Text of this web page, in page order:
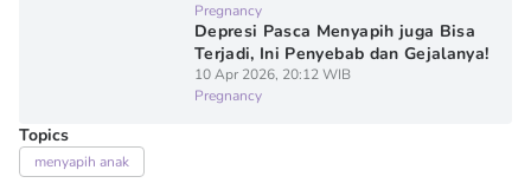
Pregnancy
Depresi Pasca Menyapih juga Bisa
Terjadi, Ini Penyebab dan Gejalanya!
10 Apr 2026, 20:12 WIB
Pregnancy
Topics
menyapih anak